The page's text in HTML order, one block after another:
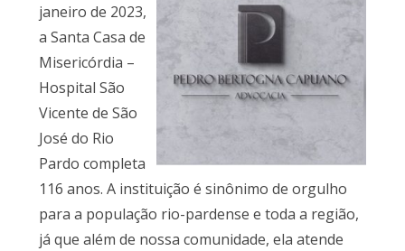
janeiro de 2023,
a Santa Casa de
Misericórdia –
Hospital São
Vicente de São
José do Rio
Pardo completa
116 anos. A instituição é sinônimo de orgulho
para a população rio-pardense e toda a região,
já que além de nossa comunidade, ela atende